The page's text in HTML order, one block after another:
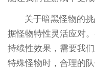
关于暗黑怪物的
据怪物特性灵活应对
持续性效果，需要我
特殊怪物时，合理的